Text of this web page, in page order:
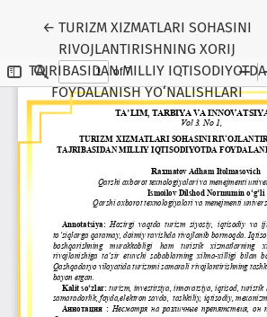
←Return to Article Details
TURIZM ХIZMАTLАRI SOHASINI
RIVOJLANTIRISHNING ХОRIJ
TАJRIBАSIDAN MILLIY IQTISODIYOTDA
FOYDALANISH YO‘NALISHLARI